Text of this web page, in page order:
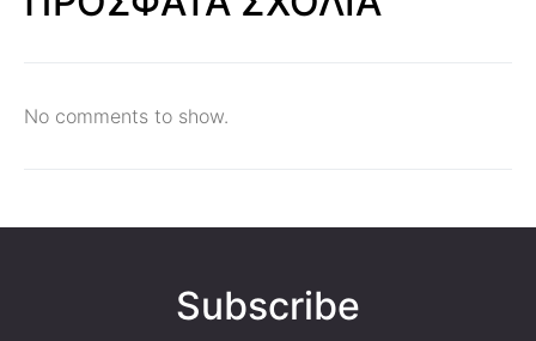
No comments to show.
Subscribe